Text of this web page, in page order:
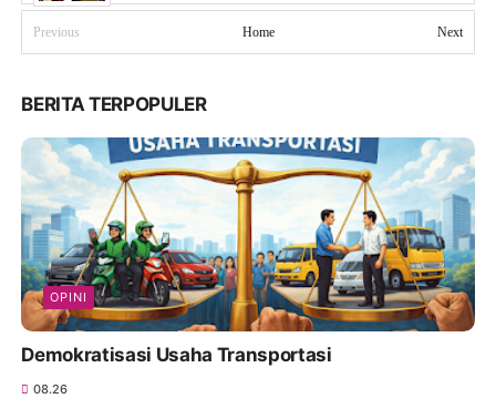
Previous Next
Home
BERITA TERPOPULER
OPINI
Demokratisasi Usaha Transportasi
08.26